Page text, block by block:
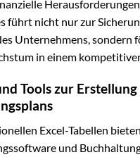
führt nicht nur zur
Unternehmens, sondern
in einem
Tools zur Erstellung
Excel-Tabellen
und